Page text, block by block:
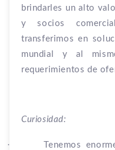
brindarles un alto
y socios
transferimos en
mundial y al
requerimientos de
Curiosidad:
·
Tenemos